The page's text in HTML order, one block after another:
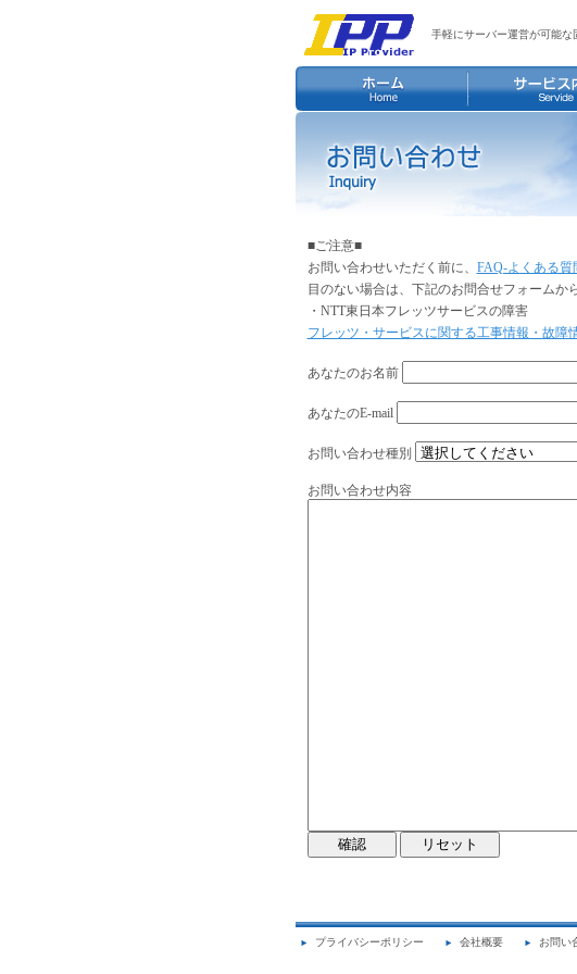
手軽にサーバー運営が可能な
■ご注意■
お問い合わせいただく前に、 FAQ-よくある質
目のない場合は、下記のお問合せフォームか
・NTT東日本フレッツサービスの障害
フレッツ・サービスに関する工事情報・故障
あなたのお名前
あなたのE-mail
お問い合わせ種別
お問い合わせ内容
プライバシーポリシー 会社概要 お問い